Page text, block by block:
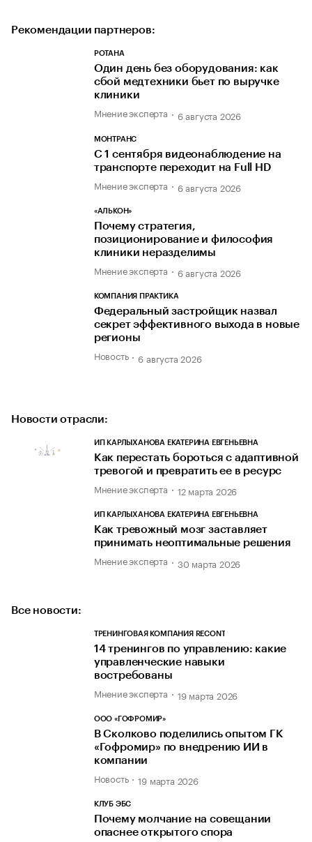
Рекомендации партнеров:
РОТАНА
Один день без оборудования: как
сбой медтехники бьет по выручке
клиники
Мнение эксперта 6 августа 2026
МОНТРАНС
С 1 сентября видеонаблюдение на
транспорте переходит на Full HD
Мнение эксперта 6 августа 2026
«АЛЬКОН»
Почему стратегия,
позиционирование и философия
клиники неразделимы
Мнение эксперта 6 августа 2026
КОМПАНИЯ ПРАКТИКА
Федеральный застройщик назвал
секрет эффективного выхода в новые
регионы
Новость 6 августа 2026
Новости отрасли:
ИП КАРЛЫХАНОВА ЕКАТЕРИНА ЕВГЕНЬЕВНА
Как перестать бороться с адаптивной
тревогой и превратить ее в ресурс
Мнение эксперта 12 марта 2026
ИП КАРЛЫХАНОВА ЕКАТЕРИНА ЕВГЕНЬЕВНА
Как тревожный мозг заставляет
принимать неоптимальные решения
Мнение эксперта 30 марта 2026
Все новости:
ТРЕНИНГОВАЯ КОМПАНИЯ RECONT
14 тренингов по управлению: какие
управленческие навыки
востребованы
Мнение эксперта 19 марта 2026
ООО «ГОФРОМИР»
В Сколково поделились опытом ГК
«Гофромир» по внедрению ИИ в
компании
Новость 19 марта 2026
КЛУБ ЭБС
Почему молчание на совещании
опаснее открытого спора